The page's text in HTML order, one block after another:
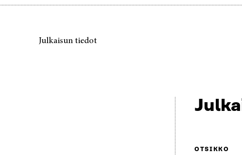
Julkaisun tiedot
OTSIKKO